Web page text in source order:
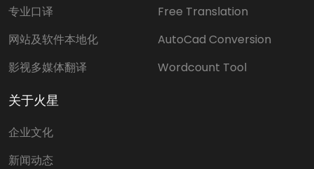
专业口译
网站及软件本地化
影视多媒体翻译
Free Translation
AutoCad Conversion
Wordcount Tool
关于火星
企业文化
新闻动态